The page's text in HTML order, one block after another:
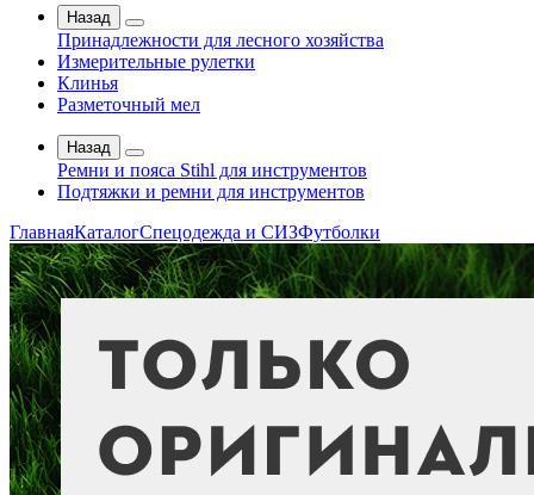
Назад
Принадлежности для лесного хозяйства
Измерительные рулетки
Клинья
Разметочный мел
Назад
Ремни и пояса Stihl для инструментов
Подтяжки и ремни для инструментов
ГлавнаяКаталогСпецодежда и СИЗФутболки